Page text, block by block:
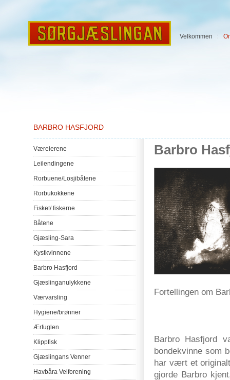
Velkommen
BARBRO HASFJORD
Væreierene
Leilendingene
Rorbuene/Losjibåtene
Rorbukokkene
Fisket/fiskerne
Båtene
Gjæsling-Sara
Kystkvinnene
Barbro Hasfjord
Gjæslinganulykkene
Værvarsling
Hygiene/brønner
Ærfuglen
Klippfisk
Gjæslingans Venner
Havbåra Velforening
Barbro
Fortellingen om
Barbro Hasfjord
bondekvinne som
har værtet
gjorde Barbro kjent